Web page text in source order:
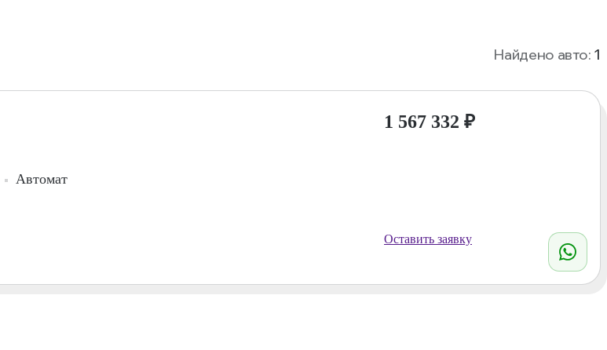
Найдено авто: 1
Автомат
1 567 332 ₽
Оставить заявку